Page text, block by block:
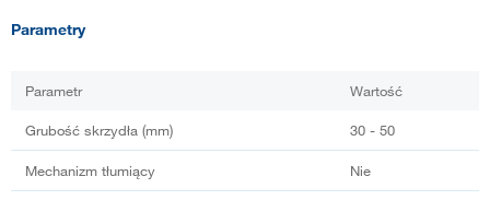
Parametry
Parametr Wartość
Grubość skrzydła (mm) 30 - 50
Mechanizm tłumiący Nie